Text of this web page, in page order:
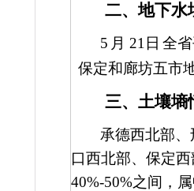
二、地下水
5 月 21 日 全
保定和廊坊五市
三、土壤墒
承德西北部
口西北部、保定
40%-50%之间，